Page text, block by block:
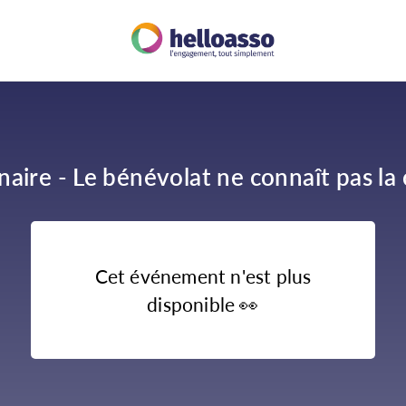
- Le bénévolat ne connaît pas la
Cet événement n'est plus
disponible👀